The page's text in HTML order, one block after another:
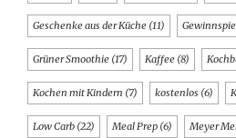
Geschenke aus der Küche (11)
Grüner Smoothie (17) Kaffee (8)
Kochen mit Kindern (7) kostenlos (6)
Low Carb (22) Meal Prep (6) Meyer